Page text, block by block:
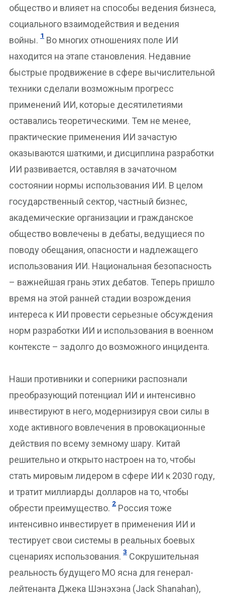
общество и влияет на способы ведения бизнеса,
социального взаимодействия и ведения
войны. 1 Во многих отношениях поле ИИ
находится на этапе становления. Недавние
быстрые продвижение в сфере вычислительной
техники сделали возможным прогресс
применений ИИ, которые десятилетиями
оставались теоретическими. Тем не менее,
практические применения ИИ зачастую
оказываются шаткими, и дисциплина разработки
ИИ развивается, оставляя в зачаточном
состоянии нормы использования ИИ. В целом
государственный сектор, частный бизнес,
академические организации и гражданское
общество вовлечены в дебаты, ведущиеся по
поводу обещания, опасности и надлежащего
использования ИИ. Национальная безопасность
– важнейшая грань этих дебатов. Теперь пришло
время на этой ранней стадии возрождения
интереса к ИИ провести серьезные обсуждения
норм разработки ИИ и использования в военном
контексте – задолго до возможного инцидента.
Наши противники и соперники распознали
преобразующий потенциал ИИ и интенсивно
инвестируют в него, модернизируя свои силы в
ходе активного вовлечения в провокационные
действия по всему земному шару. Китай
решительно и открыто настроен на то, чтобы
стать мировым лидером в сфере ИИ к 2030 году,
и тратит миллиарды долларов на то, чтобы
обрести преимущество. 2 Россия тоже
интенсивно инвестирует в применения ИИ и
тестирует свои системы в реальных боевых
сценариях использования. 3 Сокрушительная
реальность будущего МО ясна для генерал-
лейтенанта Джека Шэнэхэна (Jack Shanahan),